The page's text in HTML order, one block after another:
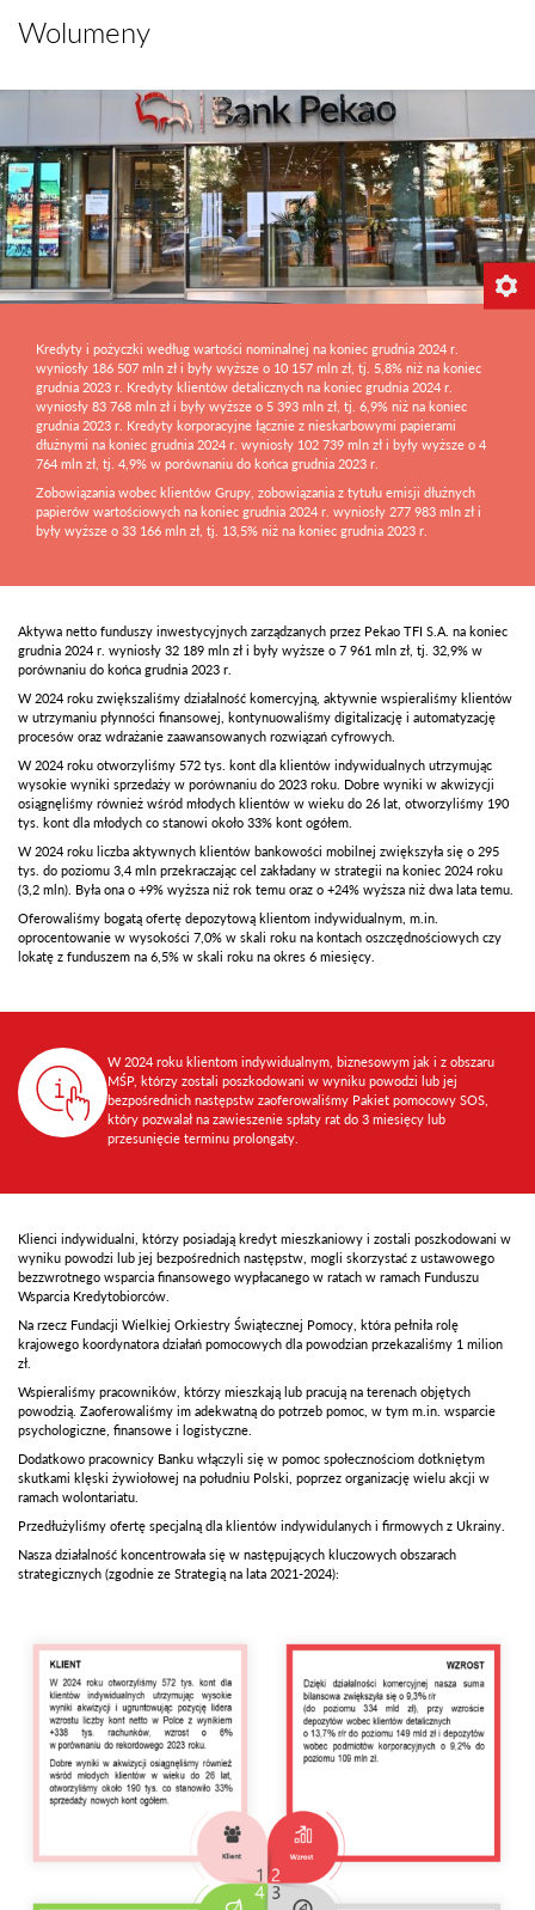
Wolumeny
Kredyty i pożyczki według wartości nominalnej na koniec grudnia 2024 r.
wyniosły 186 507 mln zł i były wyższe o 10 157 mln zł, tj. 5,8% niż na koniec
grudnia 2023 r. Kredyty klientów detalicznych na koniec grudnia 2024 r.
wyniosły 83 768 mln zł i były wyższe o 5 393 mln zł, tj. 6,9% niż na koniec
grudnia 2023 r. Kredyty korporacyjne łącznie z nieskarbowymi papierami
dłużnymi na koniec grudnia 2024 r. wyniosły 102 739 mln zł i były wyższe o 4
764 mln zł, tj. 4,9% w porównaniu do końca grudnia 2023 r.
Zobowiązania wobec klientów Grupy, zobowiązania z tytułu emisji dłużnych
papierów wartościowych na koniec grudnia 2024 r. wyniosły 277 983 mln zł i
były wyższe o 33 166 mln zł, tj. 13,5% niż na koniec grudnia 2023 r.
Aktywa netto funduszy inwestycyjnych zarządzanych przez Pekao TFI S.A. na koniec
grudnia 2024 r. wyniosły 32 189 mln zł i były wyższe o 7 961 mln zł, tj. 32,9% w
porównaniu do końca grudnia 2023 r.
W 2024 roku zwiększaliśmy działalność komercyjną, aktywnie wspieraliśmy klientów
w utrzymaniu płynności finansowej, kontynuowaliśmy digitalizację i automatyzację
procesów oraz wdrażanie zaawansowanych rozwiązań cyfrowych.
W 2024 roku otworzyliśmy 572 tys. kont dla klientów indywidualnych utrzymując
wysokie wyniki sprzedaży w porównaniu do 2023 roku. Dobre wyniki w akwizycji
osiągnęliśmy również wśród młodych klientów w wieku do 26 lat, otworzyliśmy 190
tys. kont dla młodych co stanowi około 33% kont ogółem.
W 2024 roku liczba aktywnych klientów bankowości mobilnej zwiększyła się o 295
tys. do poziomu 3,4 mln przekraczając cel zakładany w strategii na koniec 2024 roku
(3,2 mln). Była ona o +9% wyższa niż rok temu oraz o +24% wyższa niż dwa lata temu.
Oferowaliśmy bogatą ofertę depozytową klientom indywidualnym, m.in.
oprocentowanie w wysokości 7,0% w skali roku na kontach oszczędnościowych czy
lokatę z funduszem na 6,5% w skali roku na okres 6 miesięcy.
W 2024 roku klientom indywidualnym, biznesowym jak i z obszaru
MŚP, którzy zostali poszkodowani w wyniku powodzi lub jej
bezpośrednich następstw zaoferowaliśmy Pakiet pomocowy SOS,
który pozwalał na zawieszenie spłaty rat do 3 miesięcy lub
przesunięcie terminu prolongaty.
Klienci indywidualni, którzy posiadają kredyt mieszkaniowy i zostali poszkodowani w
wyniku powodzi lub jej bezpośrednich następstw, mogli skorzystać z ustawowego
bezzwrotnego wsparcia finansowego wypłacanego w ratach w ramach Funduszu
Wsparcia Kredytobiorców.
Na rzecz Fundacji Wielkiej Orkiestry Świątecznej Pomocy, która pełniła rolę
krajowego koordynatora działań pomocowych dla powodzian przekazaliśmy 1 milion
zł.
Wspieraliśmy pracowników, którzy mieszkają lub pracują na terenach objętych
powodzią. Zaoferowaliśmy im adekwatną do potrzeb pomoc, w tym m.in. wsparcie
psychologiczne, finansowe i logistyczne.
Dodatkowo pracownicy Banku włączyli się w pomoc społecznościom dotkniętym
skutkami klęski żywiołowej na południu Polski, poprzez organizację wielu akcji w
ramach wolontariatu.
Przedłużyliśmy ofertę specjalną dla klientów indywidulanych i firmowych z Ukrainy.
Nasza działalność koncentrowała się w następujących kluczowych obszarach
strategicznych (zgodnie ze Strategią na lata 2021-2024):